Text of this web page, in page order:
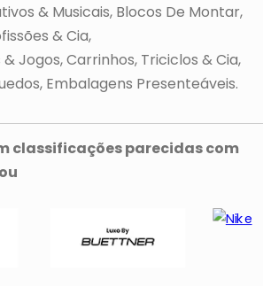
& Musicais Blocos De Montar
& Cia
Jogos Carrinhos, Triciclos & Cia
Embalagens Presenteáveis
classificações parecidas com